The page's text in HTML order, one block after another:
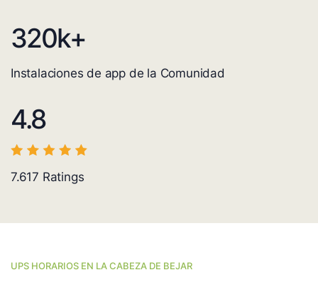
320k+
Instalaciones de app de la Comunidad
4.8
7.617 Ratings
UPS HORARIOS EN LA CABEZA DE BEJAR